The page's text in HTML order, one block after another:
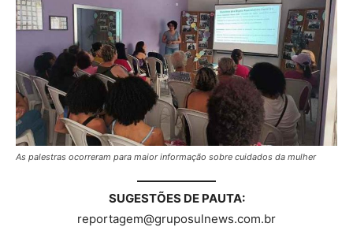
As palestras ocorreram para maior informação sobre cuidados da mulher
SUGESTÕES DE PAUTA:
reportagem@gruposulnews.com.br